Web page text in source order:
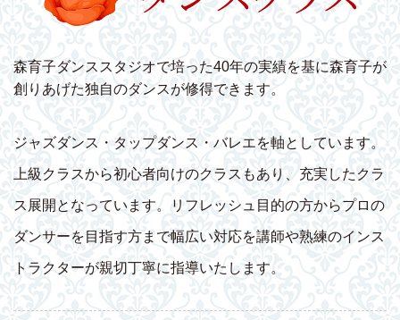
森育子ダンススタジオで培った40年の実績を基に森育子が
創りあげた独自のダンスが修得できます。
ジャズダンス・タップダンス・バレエを軸としています。
上級クラスから初心者向けのクラスもあり、充実したクラ
ス展開となっています。リフレッシュ目的の方からプロの
ダンサーを目指す方まで幅広い対応を講師や熟練のインス
トラクターが親切丁寧に指導いたします。